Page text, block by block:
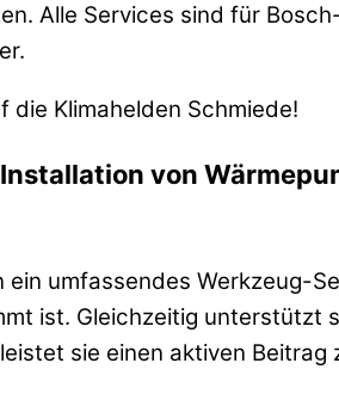
Alle Services sind für
Klimahelden Schmiede!
von
umfassendes Werkzeug-
ist. Gleichzeitig unterstützt
sie einen aktiven Beitrag